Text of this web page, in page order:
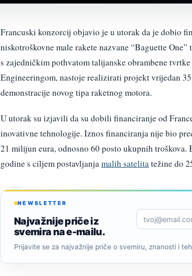
Francuski konzorcij objavio je u utorak da je dobio
niskotroškovne male rakete nazvane “Baguette One”
s zajedničkim pothvatom talijanske obrambene
Engineeringom, nastoje realizirati projekt vrijedan
demonstracije novog tipa raketnog motora.
U utorak su izjavili da su dobili financiranje od
inovativne tehnologije. Iznos financiranja nije bio
21 milijun eura, odnosno 60 posto ukupnih
godine s ciljem postavljanjamalih satelitatežine do
NEWSLETTER
Najvažnije priče iz
svemira na e-mailu.
Prijavite se za najvažnije priče o svemiru, znanosti i